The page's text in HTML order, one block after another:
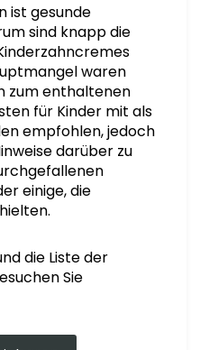
ist gesunde
sind knapp die
waren
zum enthaltenen
für Kinder mit als
empfohlen, jedoch
darüber zu
einige, die
die Liste der
Sie